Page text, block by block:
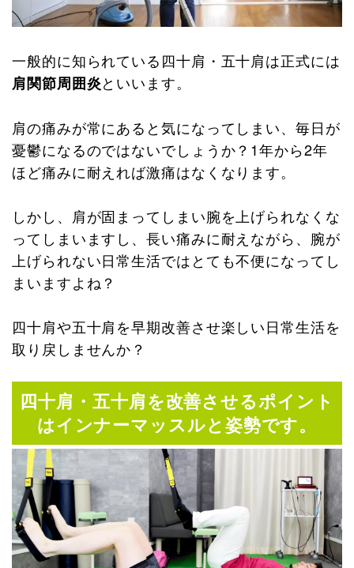
一般的に知られている四十肩・五十肩は正式には
肩関節周囲炎といいます。
肩の痛みが常にあると気になってしまい、毎日が
憂鬱になるのではないでしょうか？ 1年から2年
ほど痛みに耐えれば激痛はなくなります。
しかし、肩が固まってしまい腕を上げられなくな
ってしまいますし、長い痛みに耐えながら、腕が
上げられない日常生活ではとても不便になってし
まいますよね？
四十肩や五十肩を早期改善させ楽しい日常生活を
取り戻しませんか？
四十肩・五十肩を改善させるポイント
はインナーマッスルと姿勢です。